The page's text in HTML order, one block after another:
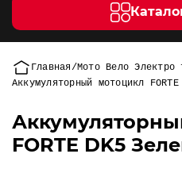
Главная Мото Вело Электро
Аккумуляторный мотоцикл
FORTE DK5